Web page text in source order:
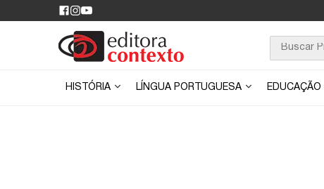
HISTÓRIA LÍNGUA PORTUGUESA EDUCAÇÃO